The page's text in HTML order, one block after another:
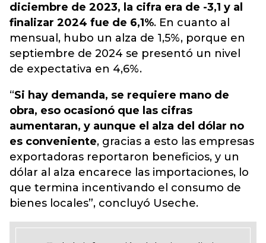
diciembre de 2023, la cifra era de -3,1 y al
finalizar 2024 fue de 6,1%. En cuanto al
mensual, hubo un alza de 1,5%, porque en
septiembre de 2024 se presentó un nivel
de expectativa en 4,6%.
“Si hay demanda, se requiere mano de
obra, eso ocasionó que las cifras
aumentaran, y aunque el alza del dólar no
es conveniente, gracias a esto las empresas
exportadoras reportaron beneficios, y un
dólar al alza encarece las importaciones, lo
que termina incentivando el consumo de
bienes locales”, concluyó Useche.